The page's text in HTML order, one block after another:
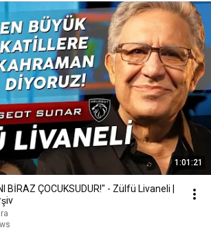
1:01:21
BİRAZ ÇOCUKSUDUR!" - Zülfü Livaneli |